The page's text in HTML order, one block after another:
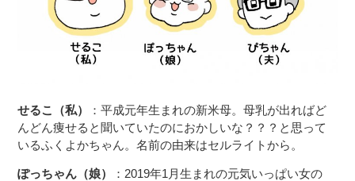
せるこ（私）
：平成元年生まれの新米母。母乳が出ればど
んどん痩せると聞いていたのにおかしいな？？？と思って
いるふくよかちゃん。名前の由来はセルライトから。
ぽっちゃん（娘）
：2019年1月生まれの元気いっぱい女の